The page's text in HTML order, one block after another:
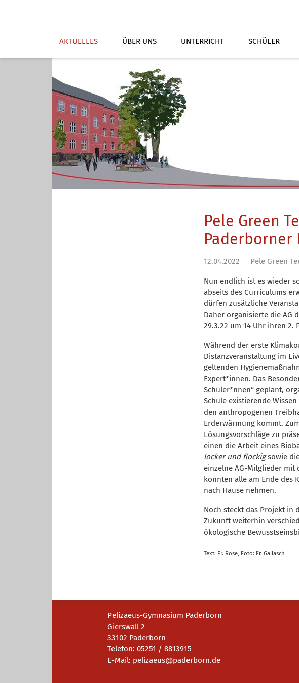
AKTUELLES ÜBER UNS UNTERRICHT SCHÜLER
Pele Green
Paderborner
12.04.2022 Pele Green
Nun endlich ist es wieder
abseits des Curriculums
dürfen zusätzliche
Daher organisierte die AG
29.3.22 um 14 Uhr ihren 2.
Während der erste
Distanzveranstaltung im
geltenden
Expert*innen. Das
Schüler*nnen“ geplant,
Schule existierende
den anthropogenen
Erderwärmung kommt.
Lösungsvorschläge zu
einen die Arbeit eines
locker und flockigsowie
einzelne AG-Mitglieder
konnten alle am Ende des
nach Hause nehmen.
Noch steckt das Projekt in
Zukunft weiterhin
ökologische
Text: Fr. Rose, Foto: Fr. Gallasch
Pelizaeus-Gymnasium Paderborn
Gierswall 2
33102 Paderborn
Telefon: 05251 / 8813915
E-Mail: pelizaeus@paderborn.de